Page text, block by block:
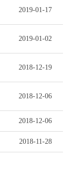
2019-01-17
2019-01-02
2018-12-19
2018-12-06
2018-12-06
2018-11-28